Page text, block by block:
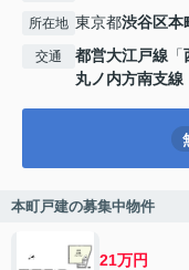
所在地 東京都渋谷区本
交通 都営大江戸線 「
丸ノ内方南支線
本町戸建の募集中物件
21万円